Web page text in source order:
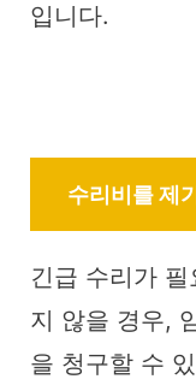
입니다.
수리비를 제
긴급 수리가
지 않을 경우,
을 청구할 수